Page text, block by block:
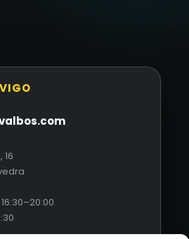
16
16:30–20:00